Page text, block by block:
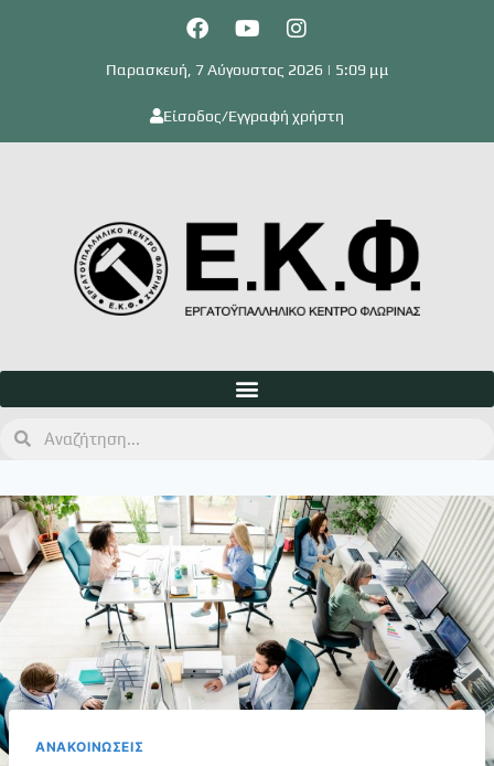
Παρασκευή, 7 Αύγουστος 2026 | 5:09 μμ
Είσοδος/Εγγραφή χρήστη
ΑΝΑΚΟΙΝΩΣΕΙΣ